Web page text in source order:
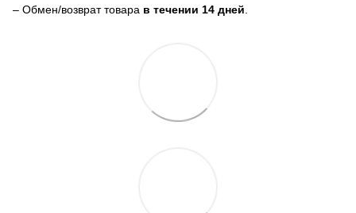
– Обмен/возврат товара в течении 14 дней.